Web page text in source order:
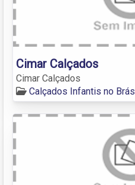
Cimar Calçados
Cimar Calçados
Calçados Infantis no Brás